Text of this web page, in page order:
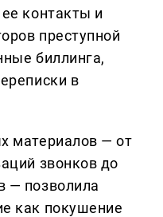
контакты и
преступной
биллинга,
в
материалов — от
звонков до
— позволила
как покушение